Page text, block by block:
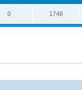
0 1746